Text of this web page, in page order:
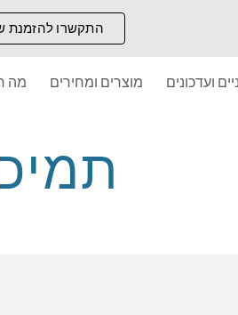
Skip to navigationהתקשרו להזמנת
מה מוצרים ומחירים ועדכונים